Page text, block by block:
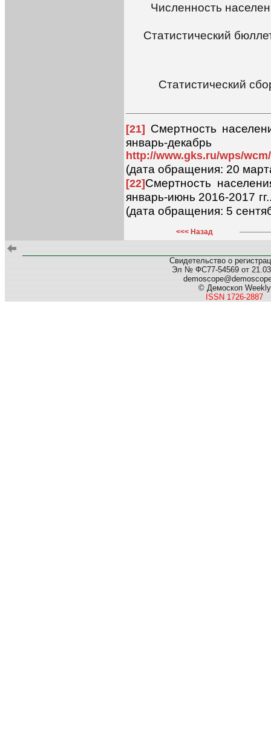
Численность
Статистический
Статистический
[21]
Смертность
январь-
http://www.gks.ru/wps/
(дата обращения: 20
[22] Смертность
январь-июнь 2016-2017
(дата обращения: 5
<<< Назад
Свидетельство о
Эл № ФС77-54569 от
© Демоскоп Weekly
ISSN 1726-2887